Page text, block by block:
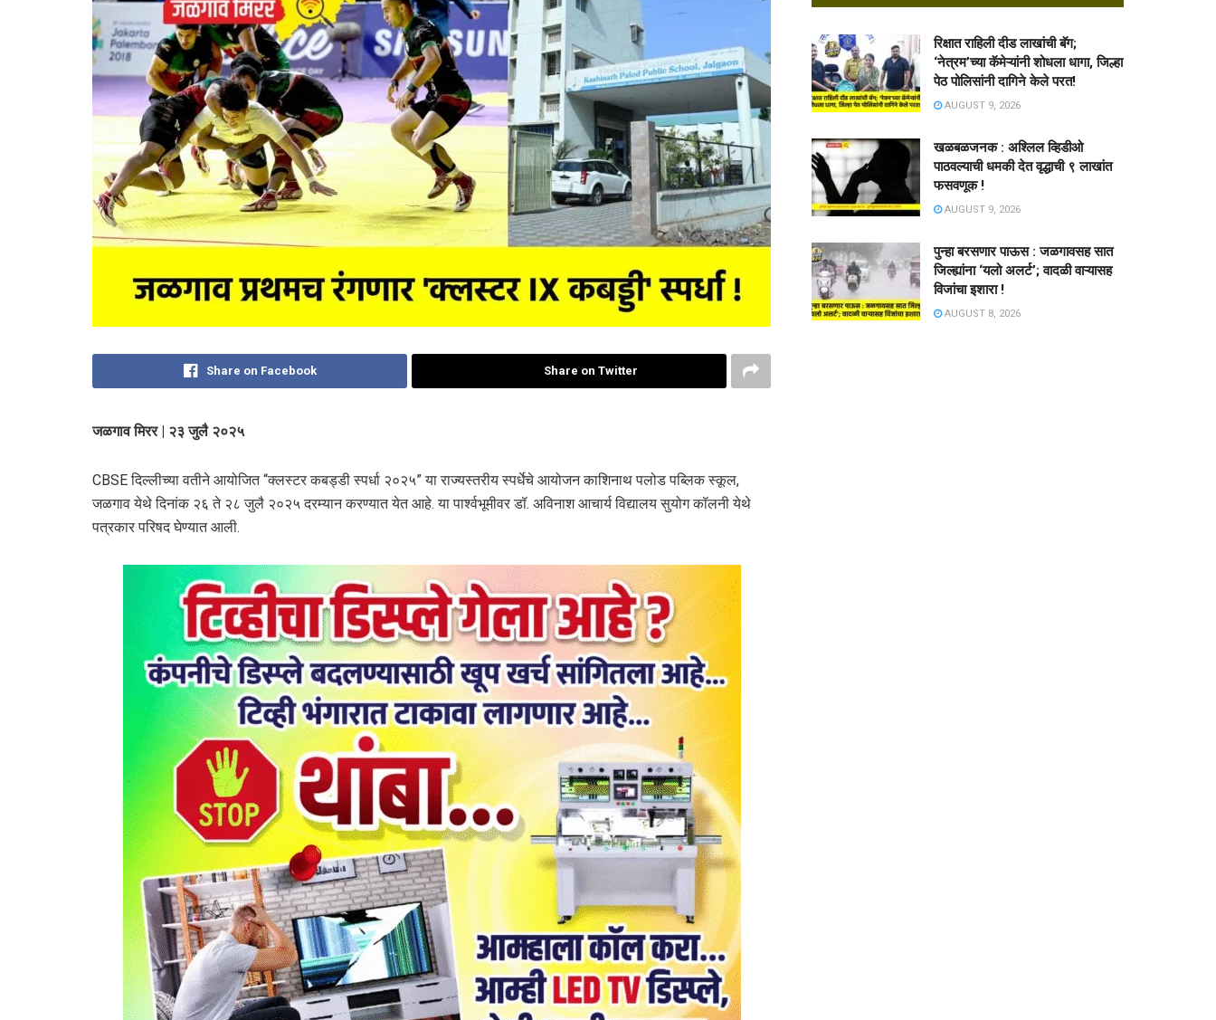
Share on Facebook Share on Twitter
जळगाव मिरर | २३ जुलै २०२५
CBSE दिल्लीच्या वतीने आयोजित “क्लस्टर कबड्डी स्पर्धा २०२५” या राज्यस्तरीय स्पर्धेचे आयोजन काशिनाथ पलोड पब्लिक स्कूल,
जळगाव येथे दिनांक २६ ते २८ जुलै २०२५ दरम्यान करण्यात येत आहे. या पार्श्वभूमीवर डॉ. अविनाश आचार्य विद्यालय सुयोग कॉलनी येथे
पत्रकार परिषद घेण्यात आली.
रिक्षात राहिली दीड लाखांची बॅग;
‘नेत्रम’च्या कॅमेऱ्यांनी शोधला धागा, जिल्हा
पेठ पोलिसांनी दागिने केले परत!
AUGUST 9, 2026
खळबळजनक : अश्लिल व्हिडीओ
पाठवल्याची धमकी देत वृद्धाची ९ लाखांत
फसवणूक !
AUGUST 9, 2026
पुन्हा बरसणार पाऊस : जळगावसह सात
जिल्ह्यांना ‘यलो अलर्ट’; वादळी वाऱ्यासह
विजांचा इशारा !
AUGUST 8, 2026